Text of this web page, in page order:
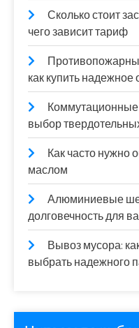
Сколько стоит
чего зависит тариф
как купить
Коммутационные
выбор
Как часто нужно
маслом
Алюминиевые
долговечность для
Вывоз мусора:
выбрать надежного